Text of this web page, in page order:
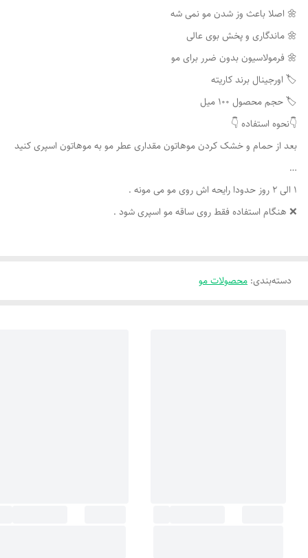
🌼 اصلا باعث وز شدن مو نمی شه
🌼 ماندگاری و پخش بوی عالی
🌼 فرمولاسیون بدون ضرر برای مو
👇نحوه استفاده 👇
بعد از حمام و خشک کردن موهاتون مقداری عطر مو به موهاتون اسپری کنید
…
۱ الی ۲ روز حدودا رایحه اش روی مو می مونه .
❌ هنگام استفاده فقط روی ساقه مو اسپری شود .
دسته‌بندی: محصولات مو